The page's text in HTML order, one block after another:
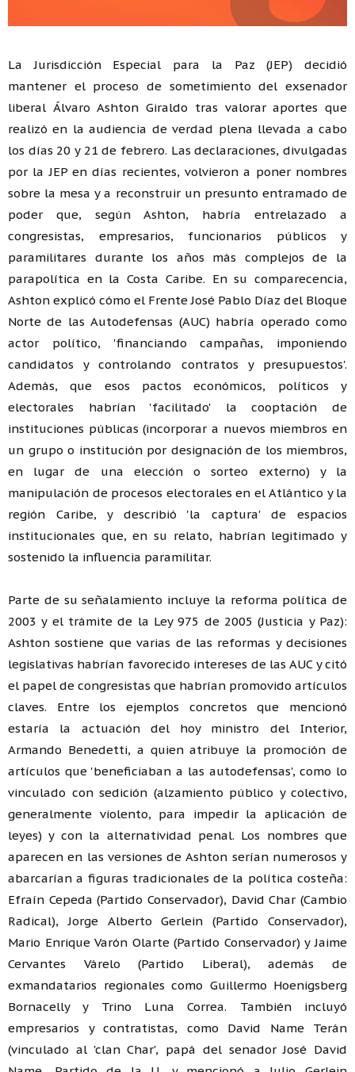
La Jurisdicción Especial para la Paz (JEP) decidió
mantener el proceso de sometimiento del exsenador
liberal Álvaro Ashton Giraldo tras valorar aportes que
realizó en la audiencia de verdad plena llevada a cabo
los días 20 y 21 de febrero. Las declaraciones, divulgadas
por la JEP en días recientes, volvieron a poner nombres
sobre la mesa y a reconstruir un presunto entramado de
poder que, según Ashton, habría entrelazado a
congresistas, empresarios, funcionarios públicos y
paramilitares durante los años más complejos de la
parapolítica en la Costa Caribe. En su comparecencia,
Ashton explicó cómo el Frente José Pablo Díaz del Bloque
Norte de las Autodefensas (AUC) habría operado como
actor político, 'financiando campañas, imponiendo
candidatos y controlando contratos y presupuestos'.
Además, que esos pactos económicos, políticos y
electorales habrían 'facilitado' la cooptación de
instituciones públicas (incorporar a nuevos miembros en
un grupo o institución por designación de los miembros,
en lugar de una elección o sorteo externo) y la
manipulación de procesos electorales en el Atlántico y la
región Caribe, y describió 'la captura' de espacios
institucionales que, en su relato, habrían legitimado y
sostenido la influencia paramilitar.
Parte de su señalamiento incluye la reforma política de
2003 y el trámite de la Ley 975 de 2005 (Justicia y Paz):
Ashton sostiene que varias de las reformas y decisiones
legislativas habrían favorecido intereses de las AUC y citó
el papel de congresistas que habrían promovido artículos
claves. Entre los ejemplos concretos que mencionó
estaría la actuación del hoy ministro del Interior,
Armando Benedetti, a quien atribuye la promoción de
artículos que 'beneficiaban a las autodefensas', como lo
vinculado con sedición (alzamiento público y colectivo,
generalmente violento, para impedir la aplicación de
leyes) y con la alternatividad penal. Los nombres que
aparecen en las versiones de Ashton serían numerosos y
abarcarían a figuras tradicionales de la política costeña:
Efraín Cepeda (Partido Conservador), David Char (Cambio
Radical), Jorge Alberto Gerlein (Partido Conservador),
Mario Enrique Varón Olarte (Partido Conservador) y Jaime
Cervantes Várelo (Partido Liberal), además de
exmandatarios regionales como Guillermo Hoenigsberg
Bornacelly y Trino Luna Correa. También incluyó
empresarios y contratistas, como David Name Terán
(vinculado al 'clan Char', papá del senador José David